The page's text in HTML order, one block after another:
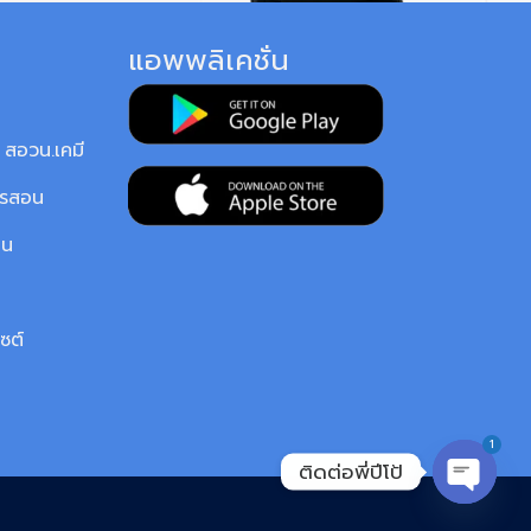
อวน.เคมี
สอน
ต์
แอพพลิเคชั่น
ติดต่อพี่ปีโป้
1